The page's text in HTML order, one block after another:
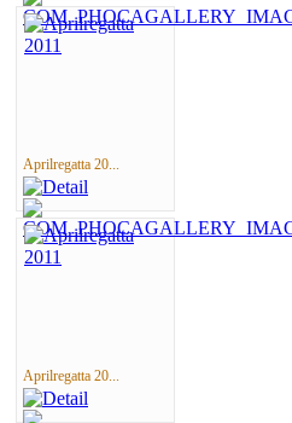
Aprilregatta 20...
Aprilregatta 20...